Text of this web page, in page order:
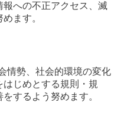
への不正アクセス、滅
ます。
情勢、社会的環境の変化
じめとする規則・規
するよう努めます。